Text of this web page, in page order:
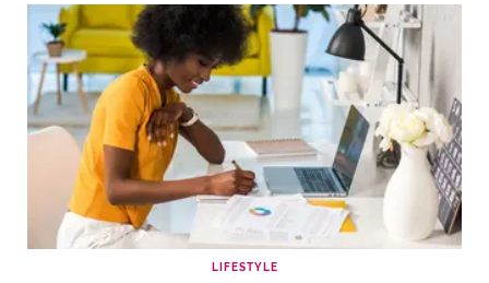
LIFESTYLE